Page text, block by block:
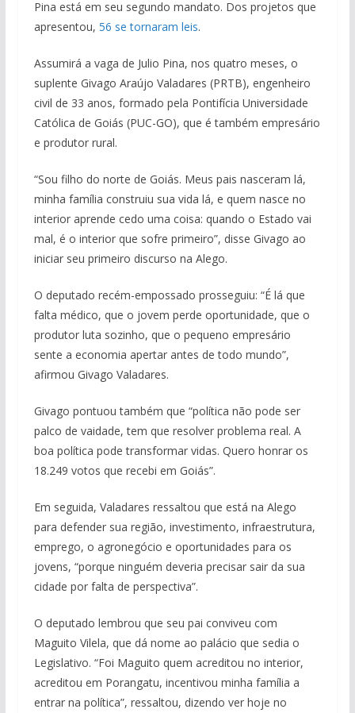
Pina está em seu segundo mandato. Dos projetos que
apresentou, 56 se tornaram leis.
Assumirá a vaga de Julio Pina, nos quatro meses, o
suplente Givago Araújo Valadares (PRTB), engenheiro
civil de 33 anos, formado pela Pontifícia Universidade
Católica de Goiás (PUC-GO), que é também empresário
e produtor rural.
“Sou filho do norte de Goiás. Meus pais nasceram lá,
minha família construiu sua vida lá, e quem nasce no
interior aprende cedo uma coisa: quando o Estado vai
mal, é o interior que sofre primeiro”, disse Givago ao
iniciar seu primeiro discurso na Alego.
O deputado recém-empossado prosseguiu: “É lá que
falta médico, que o jovem perde oportunidade, que o
produtor luta sozinho, que o pequeno empresário
sente a economia apertar antes de todo mundo”,
afirmou Givago Valadares.
Givago pontuou também que “política não pode ser
palco de vaidade, tem que resolver problema real. A
boa política pode transformar vidas. Quero honrar os
18.249 votos que recebi em Goiás”.
Em seguida, Valadares ressaltou que está na Alego
para defender sua região, investimento, infraestrutura,
emprego, o agronegócio e oportunidades para os
jovens, “porque ninguém deveria precisar sair da sua
cidade por falta de perspectiva”.
O deputado lembrou que seu pai conviveu com
Maguito Vilela, que dá nome ao palácio que sedia o
Legislativo. “Foi Maguito quem acreditou no interior,
acreditou em Porangatu, incentivou minha família a
entrar na política”, ressaltou, dizendo ver hoje no